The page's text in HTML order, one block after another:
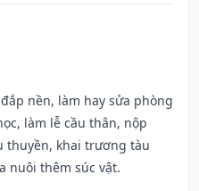
nền, làm hay sửa phòng
làm lễ cầu thân, nộp
thuyền, khai trương tàu
nuôi thêm súc vật.